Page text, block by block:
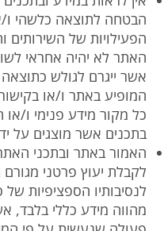
הבטחה לתוצאה כלשהי ו/
הפעילויות של השירותים
האתר לא יהיה אחראי
אשר ייגרם לגולש
המופיע באתר ו/או
כל מקור מידע פנימי ו/או
בתכנים אשר מוצגים על
האמור באתר ובתכני
לקבלת יעוץ פרטני מגורם
לנסיבותיו הספציפיות
מהווה מידע כללי בלבד,